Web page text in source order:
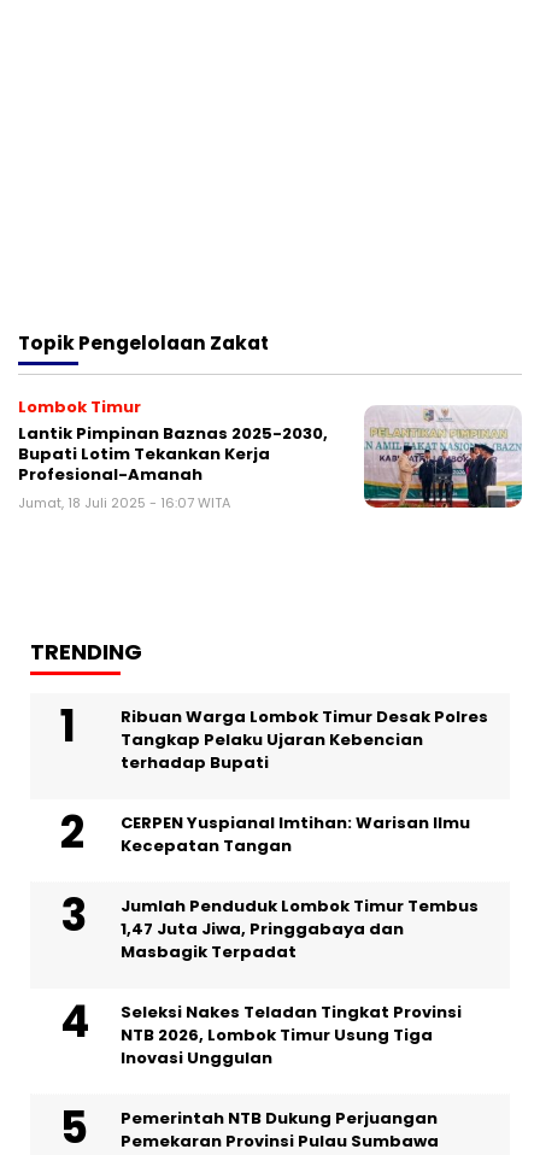
TopikPengelolaan Zakat
Lombok Timur
Lantik Pimpinan Baznas 2025-2030,
Bupati Lotim Tekankan Kerja
Profesional-Amanah
Jumat, 18 Juli 2025 - 16:07 WITA
TRENDING
Ribuan Warga Lombok Timur Desak Polres
Tangkap Pelaku Ujaran Kebencian
terhadap Bupati
CERPEN Yuspianal Imtihan: Warisan Ilmu
Kecepatan Tangan
Jumlah Penduduk Lombok Timur Tembus
1,47 Juta Jiwa, Pringgabaya dan
Masbagik Terpadat
Seleksi Nakes Teladan Tingkat Provinsi
NTB 2026, Lombok Timur Usung Tiga
Inovasi Unggulan
Pemerintah NTB Dukung Perjuangan
Pemekaran Provinsi Pulau Sumbawa